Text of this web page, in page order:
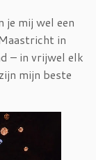
je mij wel een
in
– in vrijwel elk
mijn beste